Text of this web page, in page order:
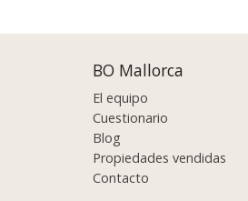
navigation
BO Mallorca
El equipo
Cuestionario
Blog
Propiedades vendidas
Contacto